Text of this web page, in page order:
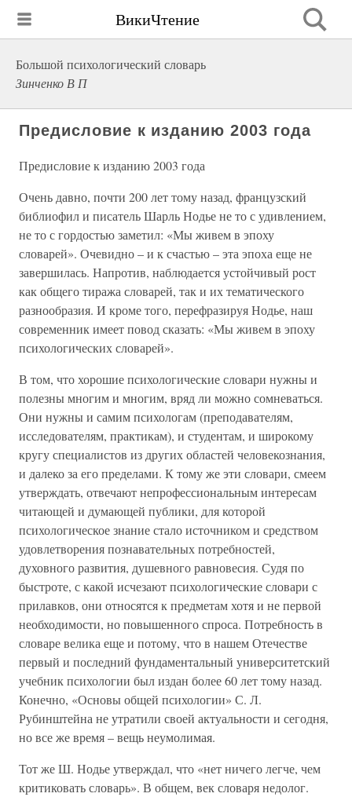
ВикиЧтение
Большой психологический словарь
Зинченко В П
Предисловие к изданию 2003 года
Предисловие к изданию 2003 года
Очень давно, почти 200 лет тому назад, французский
библиофил и писатель Шарль Нодье не то с удивлением,
не то с гордостью заметил: «Мы живем в эпоху
словарей». Очевидно – и к счастью – эта эпоха еще не
завершилась. Напротив, наблюдается устойчивый рост
как общего тиража словарей, так и их тематического
разнообразия. И кроме того, перефразируя Нодье, наш
современник имеет повод сказать: «Мы живем в эпоху
психологических словарей».
В том, что хорошие психологические словари нужны и
полезны многим и многим, вряд ли можно сомневаться.
Они нужны и самим психологам (преподавателям,
исследователям, практикам), и студентам, и широкому
кругу специалистов из других областей человекознания,
и далеко за его пределами. К тому же эти словари, смеем
утверждать, отвечают непрофессиональным интересам
читающей и думающей публики, для которой
психологическое знание стало источником и средством
удовлетворения познавательных потребностей,
духовного развития, душевного равновесия. Судя по
быстроте, с какой исчезают психологические словари с
прилавков, они относятся к предметам хотя и не первой
необходимости, но повышенного спроса. Потребность в
словаре велика еще и потому, что в нашем Отечестве
первый и последний фундаментальный университетский
учебник психологии был издан более 60 лет тому назад.
Конечно, «Основы общей психологии» С. Л.
Рубинштейна не утратили своей актуальности и сегодня,
но все же время – вещь неумолимая.
Тот же Ш. Нодье утверждал, что «нет ничего легче, чем
критиковать словарь». В общем, век словаря недолог.